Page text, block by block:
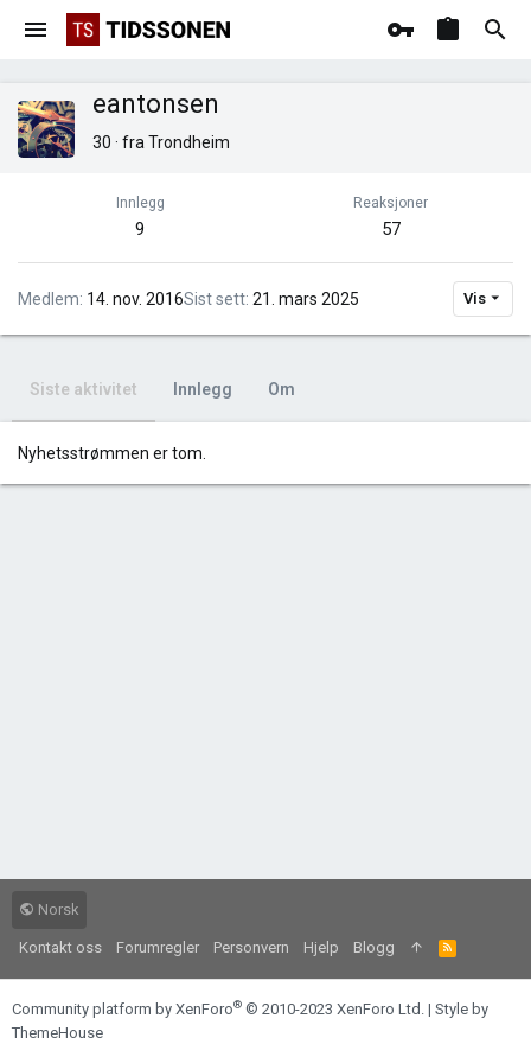
eantonsen
30 · fra Trondheim
Innlegg
9
Reaksjoner
57
Medlem 14. nov. 2016Sist sett 21. mars 2025 Vis
Siste aktivitet Innlegg Om
Nyhetsstrømmen er tom.
Norsk
Kontakt oss Forumregler Personvern Hjelp Blogg
R
S
S
Community platform by XenForo® © 2010-2023 XenForo Ltd. | Style by
ThemeHouse